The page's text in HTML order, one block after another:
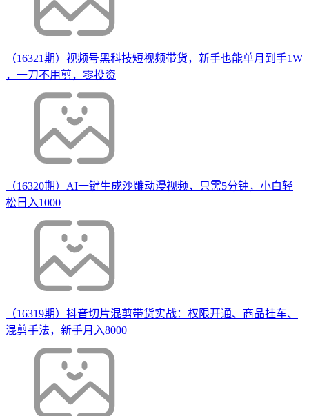
（16321期）视频号黑科技短视频带货，新手也能单月到手1W
，一刀不用剪，零投资
（16320期）AI一键生成沙雕动漫视频，只需5分钟，小白轻
松日入1000
（16319期）抖音切片混剪带货实战：权限开通、商品挂车、
混剪手法，新手月入8000